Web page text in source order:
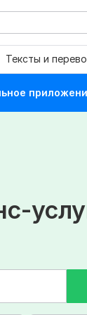
Тексты и